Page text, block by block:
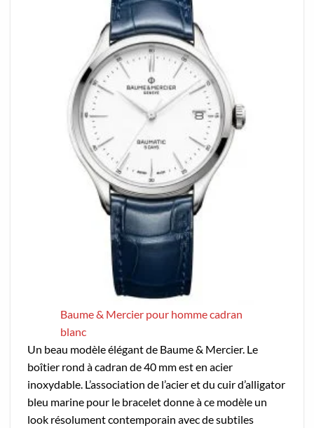
Baume & Mercier pour homme cadran
blanc
Un beau modèle élégant de Baume & Mercier. Le
boîtier rond à cadran de 40 mm est en acier
inoxydable. L’association de l’acier et du cuir d’alligator
bleu marine pour le bracelet donne à ce modèle un
look résolument contemporain avec de subtiles